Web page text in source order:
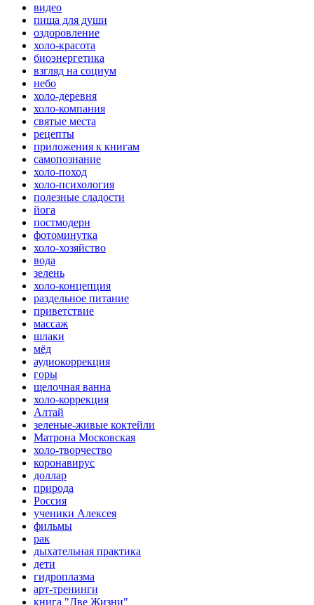
видео
пища для души
оздоровление
холо-красота
биоэнергетика
взгляд на социум
небо
холо-деревня
холо-компания
святые места
рецепты
приложения к книгам
самопознание
холо-поход
холо-психология
полезные сладости
йога
постмодерн
фотоминутка
холо-хозяйство
вода
зелень
холо-концепция
раздельное питание
приветствие
массаж
шлаки
мёд
аудиокоррекция
горы
щелочная ванна
холо-коррекция
Алтай
зеленые-живые коктейли
Матрона Московская
холо-творчество
коронавирус
доллар
природа
Россия
ученики Алексея
фильмы
рак
дыхательная практика
дети
гидроплазма
арт-тренинги
книга "Две Жизни"